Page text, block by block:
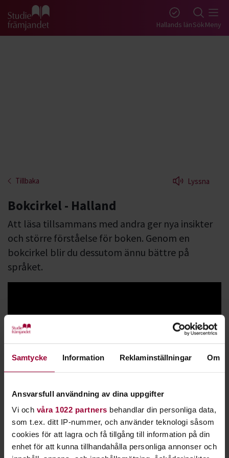
Samtycke Information Reklaminställningar Om
Ansvarsfull användning av dina uppgifter
Vi och våra 1022 partners behandlar din personliga data,
som t.ex. ditt IP-nummer, och använder teknologi såsom
cookies för att lagra och få tillgång till information på din
enhet för att kunna tillhandahålla personliga annonser och
Gå till studiefrämjandets startsida Hallands länSökMeny
Tillbaka Lyssna
Bokcirkel - Halland
Att läsa tillsammans med andra ger nya insikter
och större förståelse för boken. Genom en
bokcirkel blir du dessutom ännu bättre på
språket.
ni läst diskuterar ni med varandra. Oftast väljer gruppen att
utgångspunkten blir då ny och densamma för alla.
Läsning vidgar perspektiven och utvecklar språket. Att läsa
är också ett stort nöje. I en bokcirkel kan ni läsa